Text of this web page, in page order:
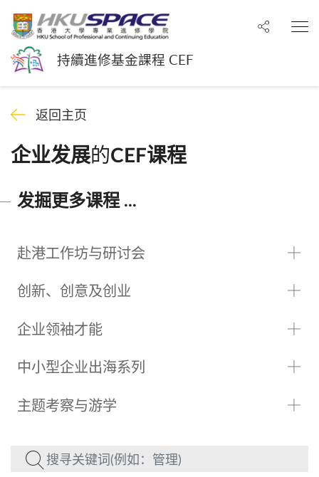
持續進修基金課程 CEF
分享至
返回主页
企业发展的CEF课程
发掘更多课程 ...
赴港工作坊与研讨会
创新、创意及创业
企业领袖才能
中小型企业出海系列
主题考察与游学